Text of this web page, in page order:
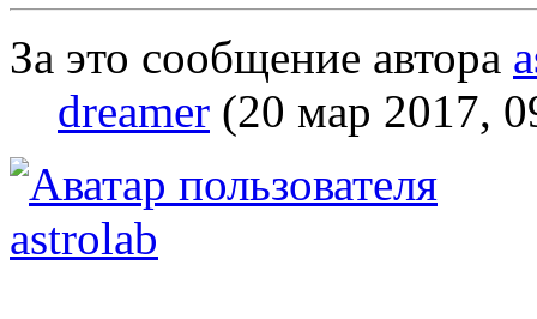
За это сообщение автора
dreamer (20 мар 2017,
astrolab